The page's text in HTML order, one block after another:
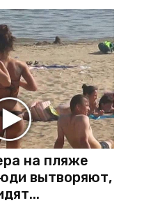
на пляже
вытворяют,